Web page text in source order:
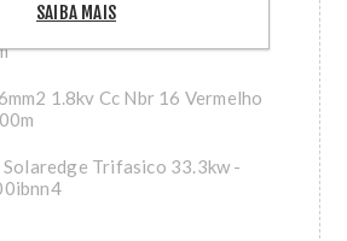
1.8kv Cc Nbr 16 Preto Pc
1.8kv Cc Nbr 16 Vermelho
Trifasico 33.3kw -
SAIBA MAIS